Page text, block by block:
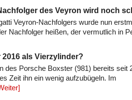
des Veyron wird noch
Veyron-Nachfolgers wurde nun
Nachfolger heißen, der vermutlich in
als Vierzylinder?
des Porsche Boxster (981) bereits seit
Zeit ihn ein wenig aufzubügeln. Im